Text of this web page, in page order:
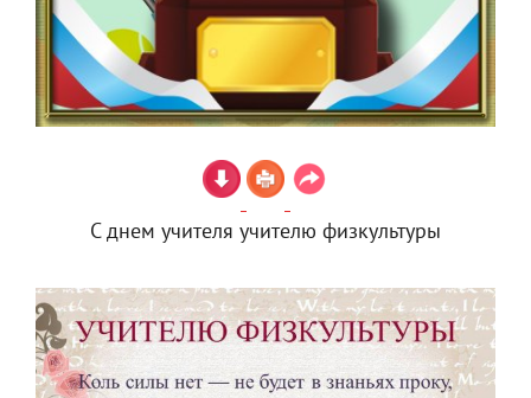
С днем учителя учителю физкультуры